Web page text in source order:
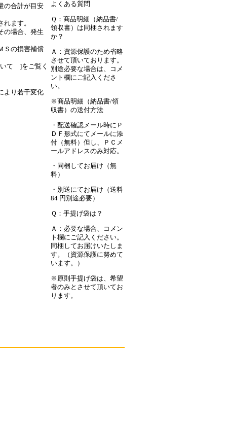
の合計が目安
ます。
の場合、発生
Ｓの損害補償
て ]をご覧く
より若干変化
よくある質問
Ｑ：商品明細（納品書/
領収書）は同梱されます
か？
Ａ：資源保護のため省略
させて頂いております。
別途必要な場合は、コメ
ント欄にご記入くださ
い。
※商品明細（納品書/領
収書）の送付方法
・配送確認メール時にＰ
ＤＦ形式にてメールに添
付（無料）但し、ＰＣメ
ールアドレスのみ対応。
・同梱してお届け（無
料）
・別送にてお届け（送料
84 円別途必要）
Ｑ：手提げ袋は？
Ａ：必要な場合、コメン
ト欄にご記入ください。
同梱してお届けいたしま
す。（資源保護に努めて
います。）
※原則手提げ袋は、希望
者のみとさせて頂いてお
ります。